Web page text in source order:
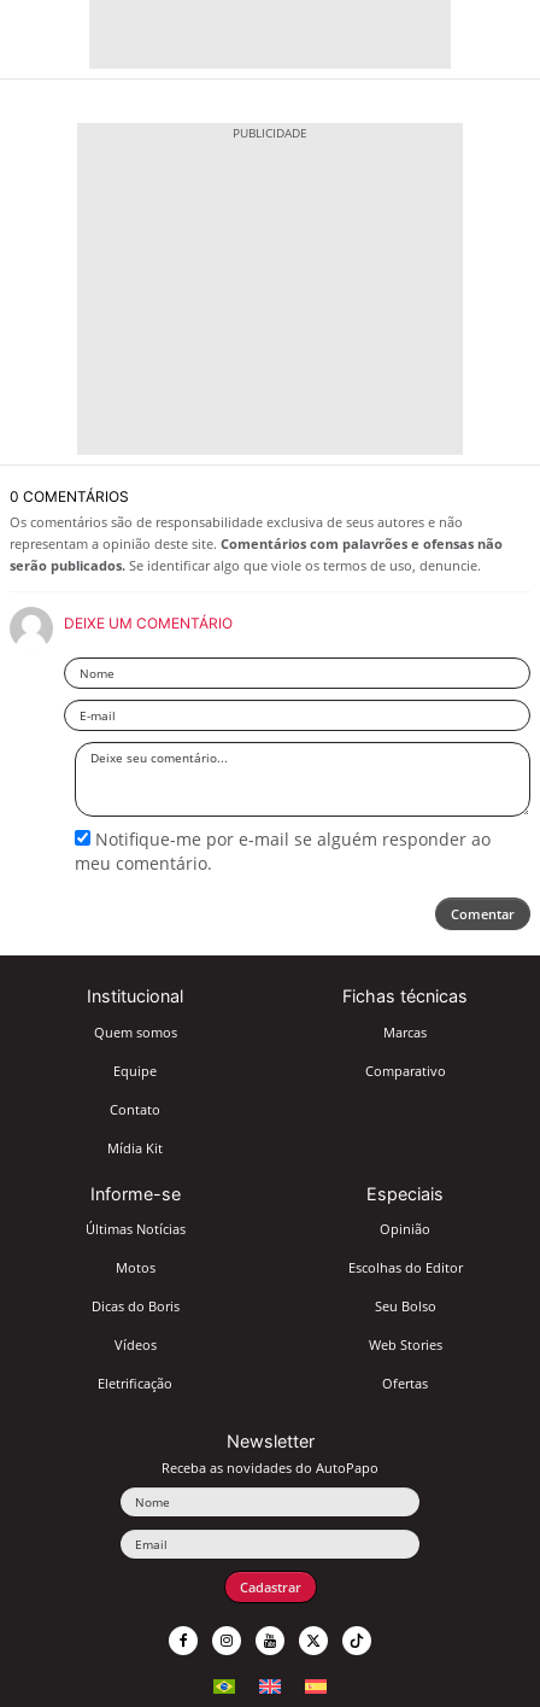
0 COMENTÁRIOS
Os comentários são de responsabilidade exclusiva de seus autores e não
representam a opinião deste site. Comentários com palavrões e ofensas não
serão publicados. Se identificar algo que viole os termos de uso, denuncie.
DEIXE UM COMENTÁRIO
Nome
Email
Deixe
Notifique-me por e-mail se alguém responder ao
meu comentário.
Comentar
Institucional
Quem somos
Equipe
Contato
Mídia Kit
Fichas técnicas
Marcas
Comparativo
Informe-se
Últimas Notícias
Motos
Dicas do Boris
Vídeos
Eletrificação
Especiais
Opinião
Escolhas do Editor
Seu Bolso
Web Stories
Ofertas
Newsletter
Receba as novidades do AutoPapo
Cadastrar